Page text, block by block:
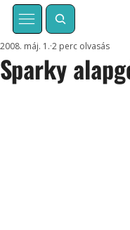
Sparky
2008. máj. 1. 2 perc olvasás